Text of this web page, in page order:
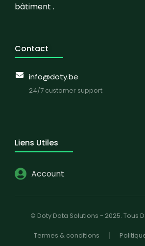
bâtiment .
Contact
info@doty.be
24/7 customer support
Liens Utiles
Account
© Doty Data Solutions - 2025. Tous
Termes & conditions